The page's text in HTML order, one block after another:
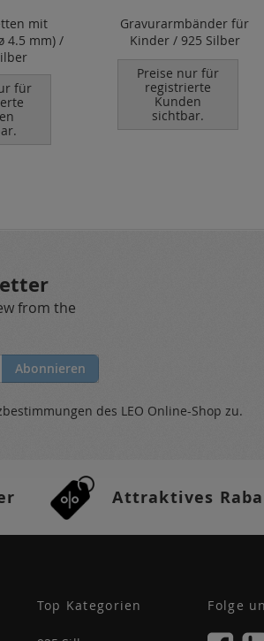
mit
4.5 mm) /
für
Gravurarmbänder für
Kinder / 925 Silber
Preise nur für
registrierte
Kunden
sichtbar.
from the
Abonnieren
des LEO Online-Shop zu.
Attraktives
Top Kategorien Folge